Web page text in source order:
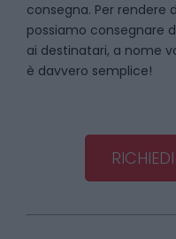
consegna. Per rendere
possiamo consegnare
ai destinatari, a nome
è davvero semplice!